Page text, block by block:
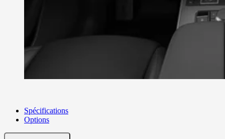
Spécifications
Options